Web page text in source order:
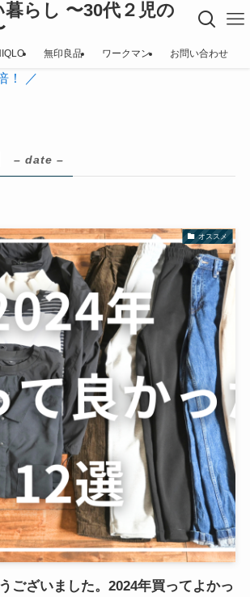
らし 〜30代２児の
無印良品 ワークマン お問い合わせ
！ ／
– date –
オススメ
ございました。2024年買ってよかっ